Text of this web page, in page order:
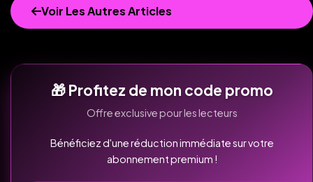
Voir Les Autres Articles
🎁 Profitez de mon code promo
Offre exclusive pour les lecteurs
Bénéficiez d'une réduction immédiate sur votre
abonnement premium !